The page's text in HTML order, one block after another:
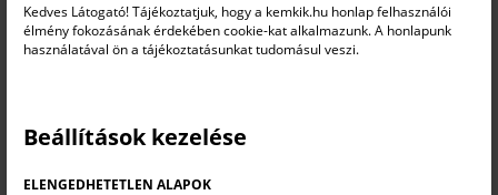
Kedves Látogató! Tájékoztatjuk, hogy a kemkik.hu honlap felhasználói
élmény fokozásának érdekében cookie-kat alkalmazunk. A honlapunk
használatával ön a tájékoztatásunkat tudomásul veszi.
Beállítások kezelése
ELENGEDHETETLEN ALAPOK
KAPCSOLÓDÓ TARTALMAK
TUDJON MEG TÖBBET.